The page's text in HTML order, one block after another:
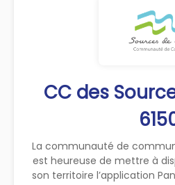
CC des
La communauté de
est heureuse de mettre à
son territoire l’application